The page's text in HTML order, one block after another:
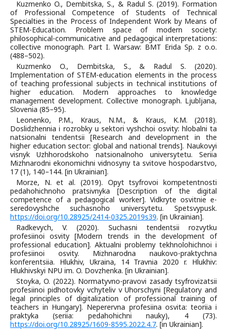
Kuzmenko O., Dembitska, S., & Radul S. (2019). Formation
of Professional Competence of Students of Technical
Specialties in the Process of Independent Work by Means of
STEM-Education. Problem space of modern society:
philosophical-communicative and pedagogical interpretations:
collective monograph. Part I. Warsaw: BMT Erida Sp. z o.o.
(488–502).
Kuzmenko O., Dembitska, S., & Radul S. (2020).
Implementation of STEM-education elements in the process
of teaching professional subjects in technical institutions of
higher education. Modern approaches to knowledge
management development. Collective monograph. Ljubljana,
Slovenia (85–95).
Leonenko, P.M., Kraus, N.M., & Kraus, K.M. (2018).
Doslidzhennia i rozrobky u sektori vyshchoi osvity: hlobalni ta
natsionalni tendentsii [Research and development in the
higher education sector: global and national trends]. Naukovyi
visnyk Uzhhorodskoho natsionalnoho universytetu. Seriia
Mizhnarodni ekonomichni vidnosyny ta svitove hospodarstvo,
17 (1), 140–144. [in Ukrainian].
Morze, N. et al. (2019). Opyt tsyfrovoi kompetentnosti
pedahohichnoho pratsivnyka [Description of the digital
competence of a pedagogical worker]. Vidkryte osvitnie e-
seredovyshche suchasnoho universytetu. Spetsvypusk.
https://doi.org/10.28925/2414-0325.2019s39. [in Ukrainian].
Radkevych, V. (2020). Suchasni tendentsii rozvytku
profesiinoi osvity [Modern trends in the development of
professional education]. Aktualni problemy tekhnolohichnoi i
profesiinoi osvity. Mizhnarodna naukovo-praktychna
konferentsiia. Hlukhiv, Ukraina, 14 Travnia 2020 r. Hlukhiv:
Hlukhivskyi NPU im. O. Dovzhenka. [in Ukrainian].
Stoyka, O. (2022). Normatyvno-pravovi zasady tsyfrovizatsii
profesiinoi pidhotovky vchyteliv v Uhorschyni [Regulatory and
legal principles of digitalization of professional training of
teachers in Hungary]. Neperervna profesiina osvita: teoriia i
praktyka (seriia: pedahohichni nauky), 4 (73).
https://doi.org/10.28925/1609-8595.2022.4.7. [in Ukrainian].